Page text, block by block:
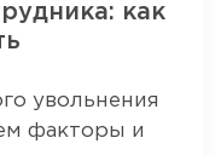
как
увольнения
факторы и